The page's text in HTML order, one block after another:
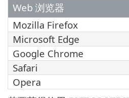
Web 浏览器
Mozilla Firefox
Microsoft Edge
Google Chrome
Safari
Opera